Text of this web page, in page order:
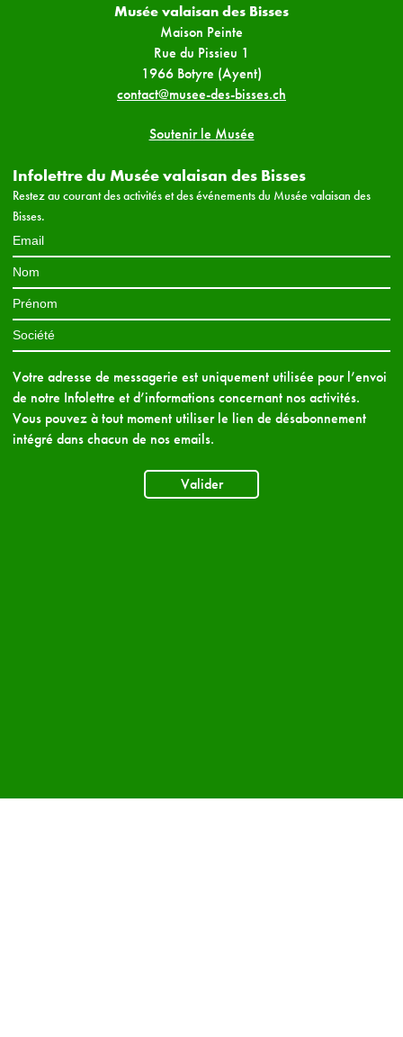
Musée valaisan des Bisses
Maison Peinte
Rue du Pissieu 1
1966 Botyre (Ayent)
contact@musee-des-bisses.ch
Soutenir le Musée
Infolettre du Musée valaisan des Bisses
Restez au courant des activités et des événements du Musée valaisan des
Bisses.
Votre adresse de messagerie est uniquement utilisée pour l’envoi
de notre Infolettre et d’informations concernant nos activités.
Vous pouvez à tout moment utiliser le lien de désabonnement
intégré dans chacun de nos emails.